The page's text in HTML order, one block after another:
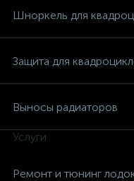
Шноркель для
Защита для
Выносы радиаторов
Услуги
Ремонт и тюнинг